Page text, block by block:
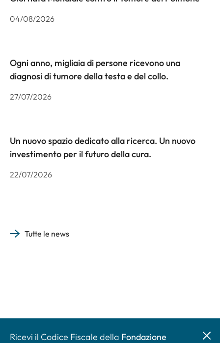
04/08/2026
Ogni anno, migliaia di persone ricevono una
diagnosi di tumore della testa e del collo.
27/07/2026
Un nuovo spazio dedicato alla ricerca. Un nuovo
investimento per il futuro della cura.
22/07/2026
Tutte le news
Ricevi il Codice Fiscale della Fondazione